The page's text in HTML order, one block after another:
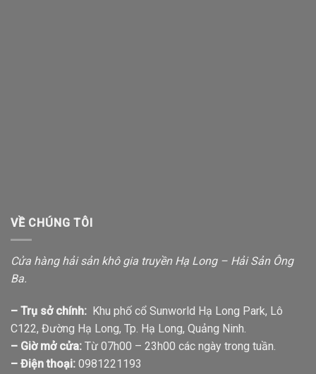
VỀ CHÚNG TÔI
Cửa hàng hải sản khô gia truyền Hạ Long – Hải Sản Ông
Ba.
– Trụ sở chính: Khu phố cổ Sunworld Hạ Long Park, Lô
C122, Đường Hạ Long, Tp. Hạ Long, Quảng Ninh.
– Giờ mở cửa: Từ 07h00 – 23h00 các ngày trong tuần.
– Điện thoại: 0981221193